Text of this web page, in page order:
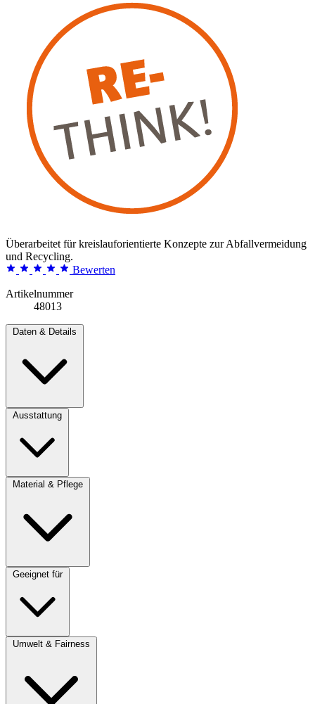
Überarbeitet für kreislauforientierte Konzepte zur Abfallvermeidung
und Recycling.
Bewerten
Artikelnummer
48013
Daten & Details
Ausstattung
Material & Pflege
Geeignet für
Umwelt & Fairness